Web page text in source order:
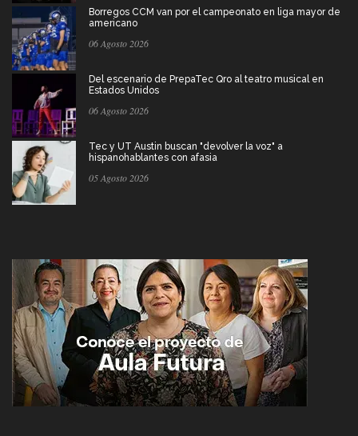
Borregos CCM van por el campeonato en liga mayor de
americano
06 Agosto 2026
Del escenario de PrepaTec Qro al teatro musical en
Estados Unidos
06 Agosto 2026
Tec y UT Austin buscan "devolver la voz" a
hispanohablantes con afasia
05 Agosto 2026